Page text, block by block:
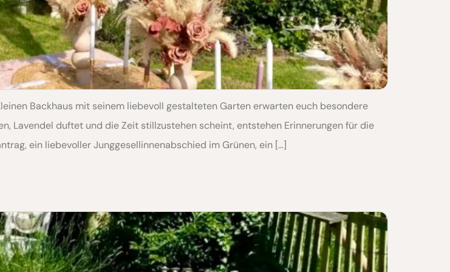
Backhaus mit seinem liebevoll gestalteten Garten erwarten euch besondere
Lavendel duftet und die Zeit stillzustehen scheint, entstehen Erinnerungen für die
ein liebevoller Junggesellinnenabschied im Grünen, ein […]